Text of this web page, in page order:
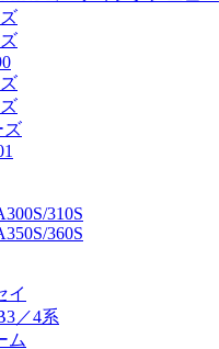
ズ
310S
360S
イ
／4系
ム